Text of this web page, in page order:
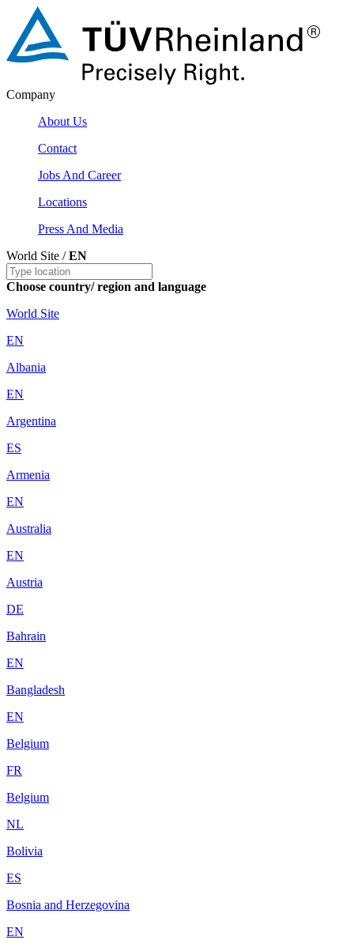
Company
About Us
Contact
Jobs And Career
Locations
Press And Media
World Site /EN
Choose country/ region and language
World Site
EN
Albania
EN
Argentina
ES
Armenia
EN
Australia
EN
Austria
DE
Bahrain
EN
Bangladesh
EN
Belgium
FR
Belgium
NL
Bolivia
ES
Bosnia and Herzegovina
EN